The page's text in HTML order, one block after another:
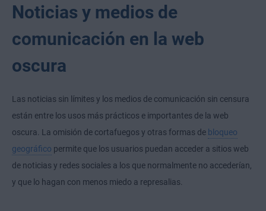
Noticias y medios de
comunicación en la web
oscura
Las noticias sin límites y los medios de comunicación sin censura
están entre los usos más prácticos e importantes de la web
oscura. La omisión de cortafuegos y otras formas de bloqueo
geográfico permite que los usuarios puedan acceder a sitios web
de noticias y redes sociales a los que normalmente no accederían,
y que lo hagan con menos miedo a represalias.